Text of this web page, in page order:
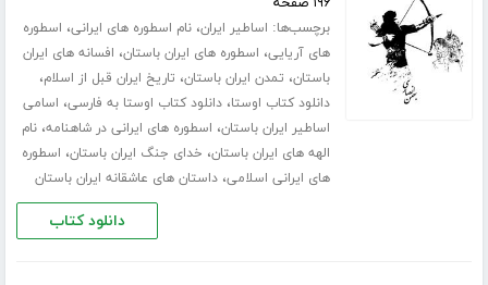
برچسب‌ها: اساطیر ایران،نام اسطوره های ایرانی، اسطوره
های آریایی، اسطوره های ایران باستان، افسانه های ایران
باستان، تمدن ایران باستان، تاریخ ایران قبل از اسلام،
دانلود کتاب اوستا،دانلود کتاب اوستا به فارسی، اسامی
اساطیر ایران باستان، اسطوره های ایرانی در شاهنامه،نام
الهه های ایران باستان، خدای جنگ ایران باستان، اسطوره
های ایرانی اسلامی،داستان های عاشقانه ایران باستان
دانلود کتاب